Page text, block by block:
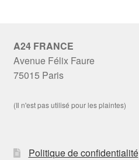
A24 FRANCE
Avenue Félix Faure
75015 Paris
(Il n'est pas utilisé pour les plaintes)
Politique de confidentialité